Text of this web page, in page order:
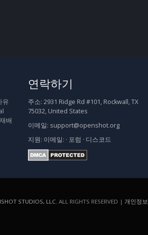
유
배
연락하기
주소: 2931 Ridge Rd #101, Rockwall, TX
75032, United States
이메일: support@openshot.org
지원: 이메일: · 포럼 · 디스코드
STUDIOS, LLC. ALL RIGHTS RESERVED | 개인정보